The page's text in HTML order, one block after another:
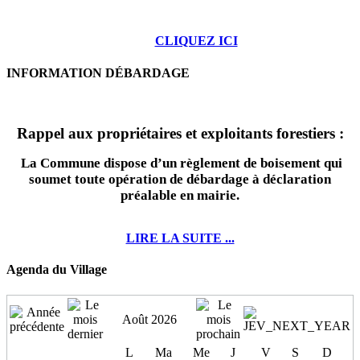
CLIQUEZ ICI
INFORMATION DÉBARDAGE
Rappel aux propriétaires et exploitants forestiers :
La Commune dispose d’un règlement de boisement qui
soumet toute opération de débardage à déclaration
préalable en mairie.
LIRE LA SUITE ...
Agenda du Village
Août 2026
L Ma Me J V S
D